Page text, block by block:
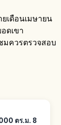
เดือนเมษายน
ดเขา
มควรตรวจสอบ
ตร.ม. 8